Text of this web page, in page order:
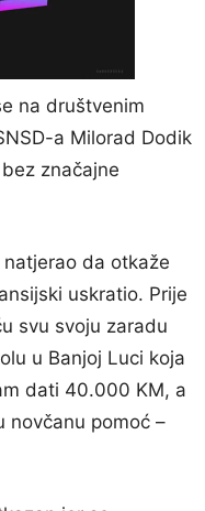
na društvenim
a Milorad Dodik
značajne
da otkaže
uskratio. Prije
svu svoju zaradu
u Banjoj Luci koja
dati 40.000 KM, a
novčanu pomoć –